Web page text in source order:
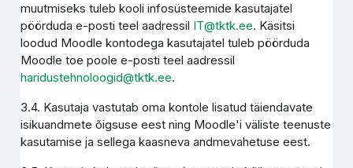
muutmiseks tuleb kooli infosüsteemide kasutajatel
pöörduda e-posti teel aadressil IT@tktk.ee. Käsitsi
loodud Moodle kontodega kasutajatel tuleb pöörduda
Moodle toe poole e-posti teel aadressil
haridustehnoloogid@tktk.ee.
3.4. Kasutaja vastutab oma kontole lisatud täiendavate
isikuandmete õigsuse eest ning Moodle'i väliste teenuste
kasutamise ja sellega kaasneva andmevahetuse eest.